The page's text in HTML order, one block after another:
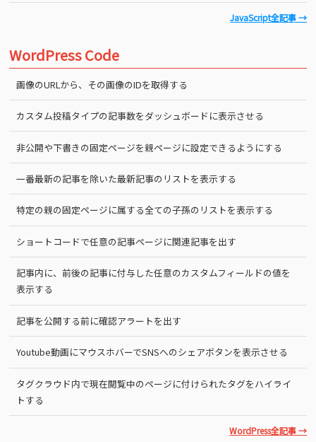
JavaScript全記事 →
WordPress Code
画像のURLから、その画像のIDを取得する
カスタム投稿タイプの記事数をダッシュボードに表示させる
非公開や下書きの固定ページを親ページに設定できるようにする
一番最新の記事を除いた最新記事のリストを表示する
特定の親の固定ページに属する全ての子孫のリストを表示する
ショートコードで任意の記事ページに関連記事を出す
記事内に、前後の記事に付与した任意のカスタムフィールドの値を
表示する
記事を公開する前に確認アラートを出す
Youtube動画にマウスホバーでSNSへのシェアボタンを表示させる
タグクラウド内で現在閲覧中のページに付けられたタグをハイライ
トする
WordPress全記事 →